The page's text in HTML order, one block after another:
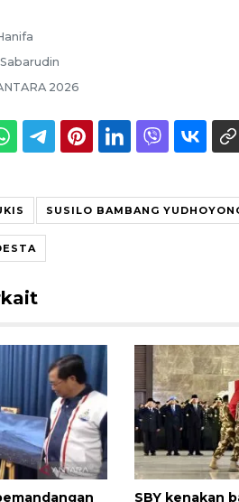
2026
SUSILO BAMBANG
SBY kenakan